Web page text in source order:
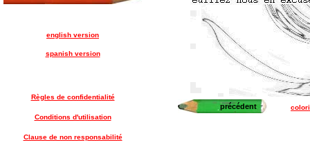
english version
spanish version
Règles de confidentialité
Conditions d'utilisation
Clause de non responsabilité
précédent